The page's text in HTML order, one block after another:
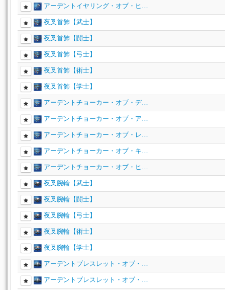
アーデントイヤリング・オブ・ヒ…
夜叉首飾【武士】
夜叉首飾【闘士】
夜叉首飾【弓士】
夜叉首飾【術士】
夜叉首飾【学士】
アーデントチョーカー・オブ・デ…
アーデントチョーカー・オブ・ア…
アーデントチョーカー・オブ・レ…
アーデントチョーカー・オブ・キ…
アーデントチョーカー・オブ・ヒ…
夜叉腕輪【武士】
夜叉腕輪【闘士】
夜叉腕輪【弓士】
夜叉腕輪【術士】
夜叉腕輪【学士】
アーデントブレスレット・オブ・…
アーデントブレスレット・オブ・…